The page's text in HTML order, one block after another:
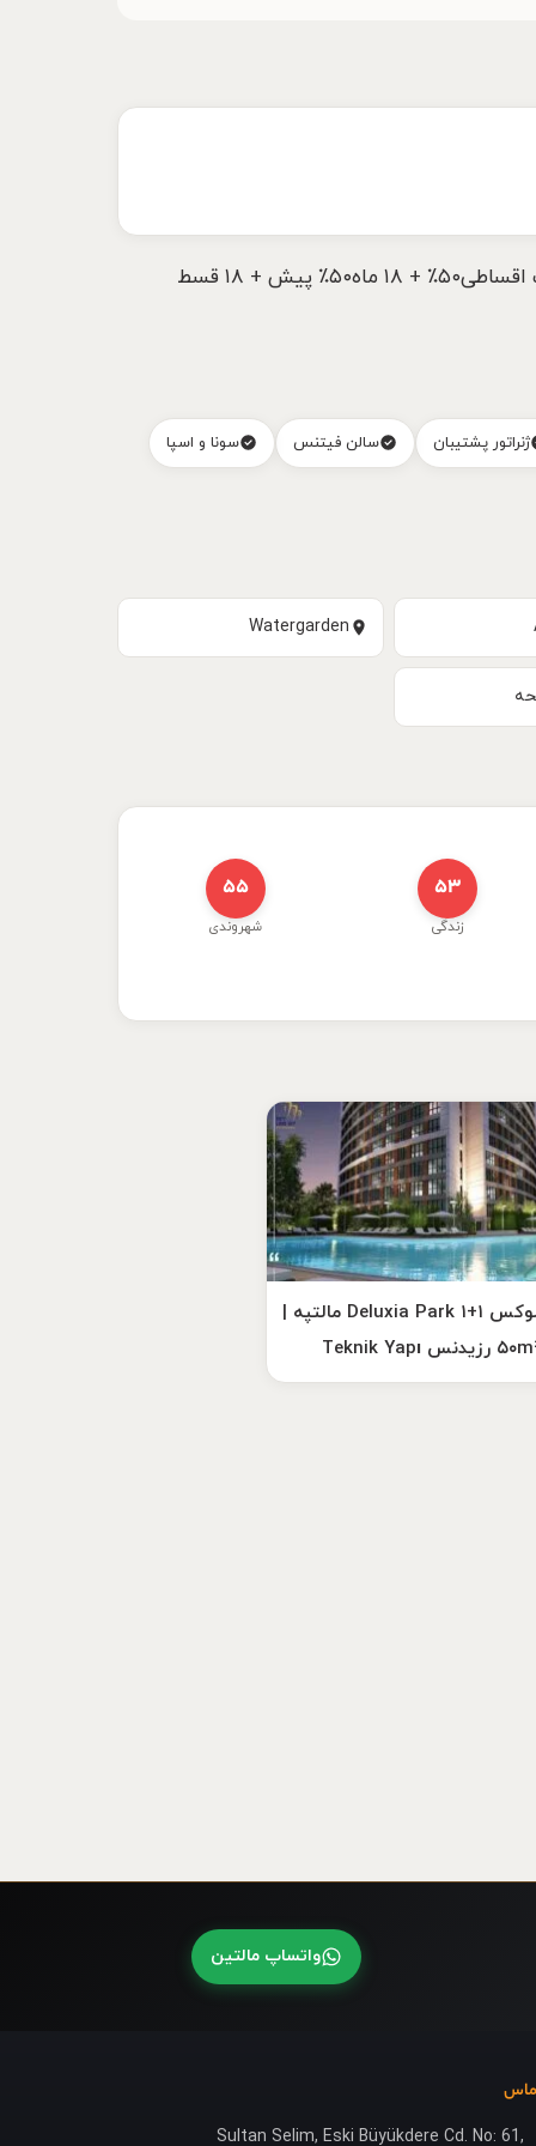
شرایط پرداخت دلوکسیا پارک رزیدنسطرح‌های متنوع پرداخت💵قیمت شروع$۳۵۶٬۰۰۰شروع از ۱+۱ (۵۰ م²)📅پرداخت اقساطی۵۰٪ + ۱۸ ماه۵۰٪ پیش + ۱۸ قسط
ژنراتور پشتیبان سالن فیتنس سونا و اسپا
Watergarden
۵۳
زندگی
۵۵
شهروندی
آپارتمان لوکس ۱+۱ Deluxia Park مالتپه |
واتساپ مالتین
Sultan Selim, Eski Büyükdere Cd. No: 61,